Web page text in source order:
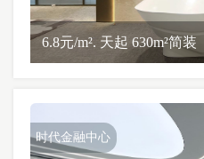
6.8元/m². 天起 630m²简装
时代金融中心